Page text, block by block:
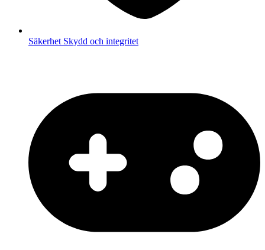
Säkerhet Skydd och integritet